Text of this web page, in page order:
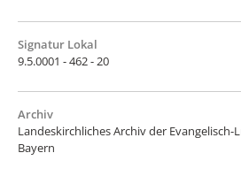
Signatur Lokal
9.5.0001 - 462 - 20
Archiv
Landeskirchliches Archiv der Evangelisch-
Bayern